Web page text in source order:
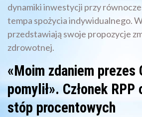
dynamiki inwestycji przy
tempa spożycia indywidualnego.
przedstawiają swoje propozycje
zdrowotnej.
«Moim zdaniem prezes
pomylił». Członek RPP
stóp procentowych